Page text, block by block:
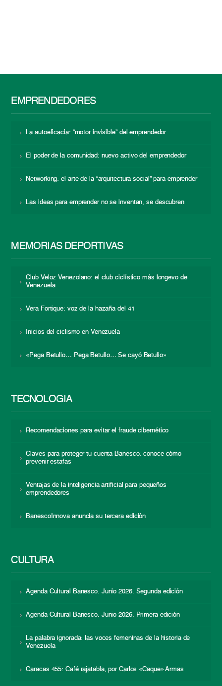
EMPRENDEDORES
La autoeficacia: “motor invisible” del emprendedor
El poder de la comunidad: nuevo activo del emprendedor
Networking: el arte de la “arquitectura social” para emprender
Las ideas para emprender no se inventan, se descubren
MEMORIAS DEPORTIVAS
Club Veloz Venezolano: el club ciclístico más longevo de
Venezuela
Vera Fortique: voz de la hazaña del 41
Inicios del ciclismo en Venezuela
«Pega Betulio… Pega Betulio… Se cayó Betulio»
TECNOLOGÍA
Recomendaciones para evitar el fraude cibernético
Claves para proteger tu cuenta Banesco: conoce cómo
prevenir estafas
Ventajas de la inteligencia artificial para pequeños
emprendedores
BanescoInnova anuncia su tercera edición
CULTURA
Agenda Cultural Banesco. Junio 2026. Segunda edición
Agenda Cultural Banesco. Junio 2026. Primera edición
La palabra ignorada: las voces femeninas de la historia de
Venezuela
Caracas 455: Café rajatabla, por Carlos «Caque» Armas